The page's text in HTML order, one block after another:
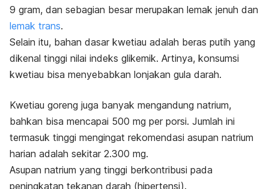
9 gram, dan sebagian besar merupakan lemak jenuh dan
lemak trans.
Selain itu, bahan dasar kwetiau adalah beras putih yang
dikenal tinggi nilai indeks glikemik. Artinya, konsumsi
kwetiau bisa menyebabkan lonjakan gula darah.
Kwetiau goreng juga banyak mengandung natrium,
bahkan bisa mencapai 500 mg per porsi. Jumlah ini
termasuk tinggi mengingat rekomendasi asupan natrium
harian adalah sekitar 2.300 mg.
Asupan natrium yang tinggi berkontribusi pada
peningkatan tekanan darah (hipertensi).